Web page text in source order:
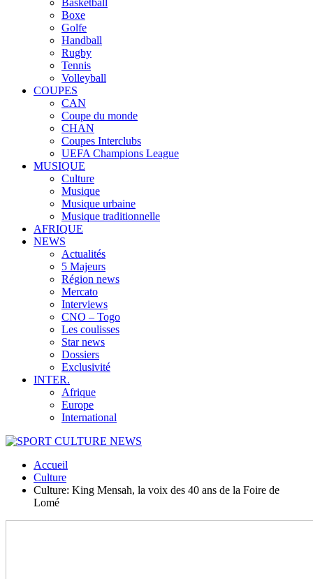
Basketball
Boxe
Golfe
Handball
Rugby
Tennis
Volleyball
COUPES
CAN
Coupe du monde
CHAN
Coupes Interclubs
UEFA Champions League
MUSIQUE
Culture
Musique
Musique urbaine
Musique traditionnelle
AFRIQUE
NEWS
Actualités
5 Majeurs
Région news
Mercato
Interviews
CNO – Togo
Les coulisses
Star news
Dossiers
Exclusivité
INTER.
Afrique
Europe
International
Accueil
Culture
Culture: King Mensah, la voix des 40 ans de la Foire de
Lomé